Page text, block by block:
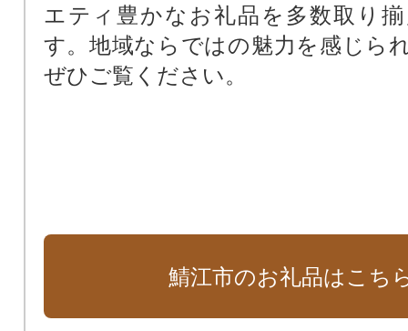
エティ豊かなお礼品を多数取り
す。地域ならではの魅力を感じら
ぜひご覧ください。
鯖江市のお礼品はこち